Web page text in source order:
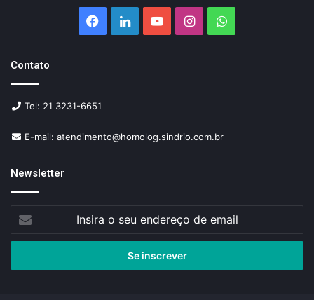
Facebook
LinkedinYouTubeInstagramWhatsApp
Contato
Tel: 21 3231-6651
E-mail: atendimento@homolog.sindrio.com.br
Newsletter
seu
de